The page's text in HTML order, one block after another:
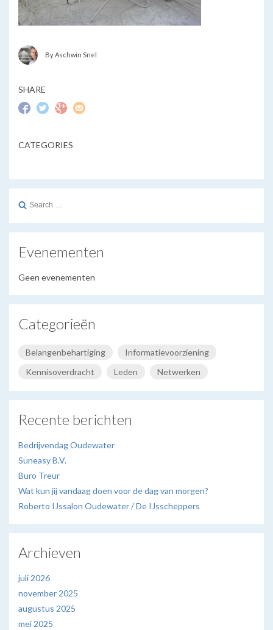
By Aschwin Snel
SHARE
CATEGORIES
Search
Evenementen
Geen evenementen
Categorieën
Belangenbehartiging
Informatievoorziening
Kennisoverdracht
Leden Netwerken
Recente berichten
Bedrijvendag Oudewater
Suneasy B.V.
Buro Treur
Wat kun jij vandaag doen voor de dag van morgen?
Roberto IJssalon Oudewater / De IJsscheppers
Archieven
juli 2026
november 2025
augustus 2025
mei 2025